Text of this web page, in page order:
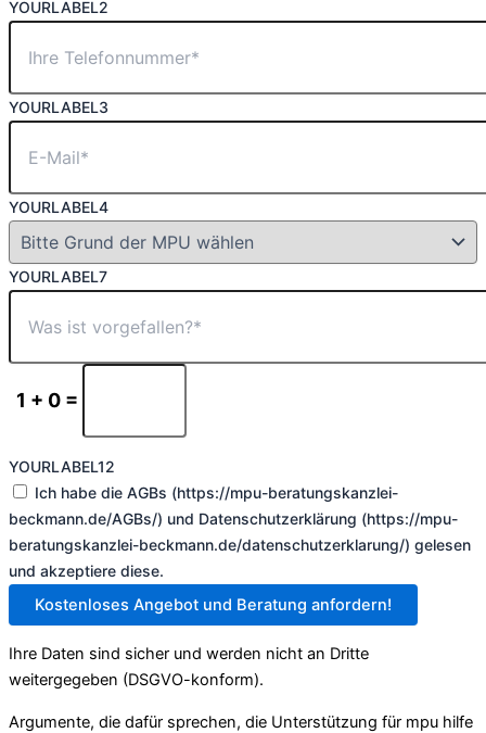
YOURLABEL2
YOURLABEL3
YOURLABEL4
YOURLABEL7
1 + 0 =
YOURLABEL12
Ich habe die AGBs (https://mpu-beratungskanzlei-
beckmann.de/AGBs/) und Datenschutzerklärung (https://mpu-
beratungskanzlei-beckmann.de/datenschutzerklarung/) gelesen
und akzeptiere diese.
Kostenloses Angebot und Beratung anfordern!
Ihre Daten sind sicher und werden nicht an Dritte
weitergegeben (DSGVO-konform).
Argumente, die dafür sprechen, die Unterstützung für mpu hilfe